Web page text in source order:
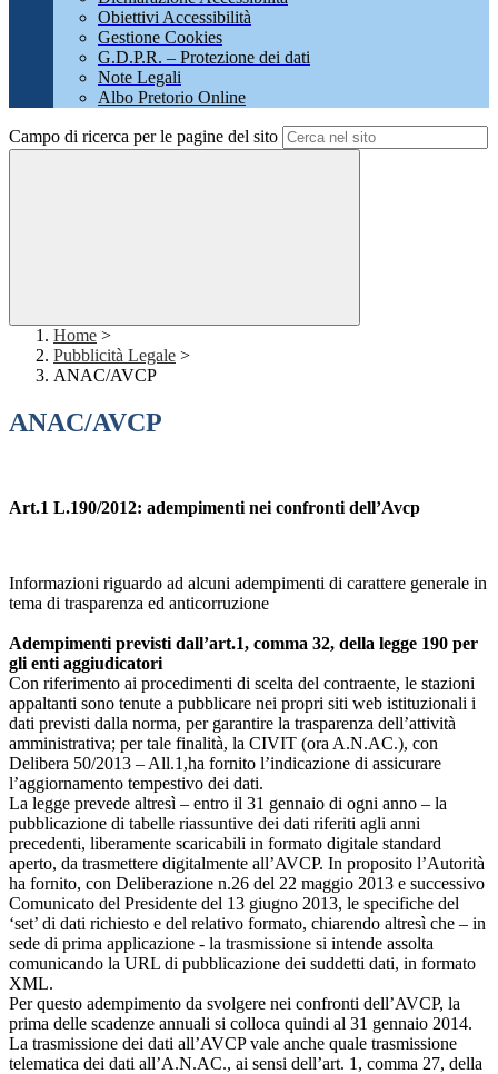
Obiettivi Accessibilità
Gestione Cookies
G.D.P.R. – Protezione dei dati
Note Legali
Albo Pretorio Online
Campo di ricerca per le pagine del sito
Home >
Pubblicità Legale >
ANAC/AVCP
ANAC/AVCP
Art.1 L.190/2012: adempimenti nei confronti dell’Avcp
Informazioni riguardo ad alcuni adempimenti di carattere generale in
tema di trasparenza ed anticorruzione
Adempimenti previsti dall’art.1, comma 32, della legge 190 per
gli enti aggiudicatori
Con riferimento ai procedimenti di scelta del contraente, le stazioni
appaltanti sono tenute a pubblicare nei propri siti web istituzionali i
dati previsti dalla norma, per garantire la trasparenza dell’attività
amministrativa; per tale finalità, la CIVIT (ora A.N.AC.), con
Delibera 50/2013 – All.1,ha fornito l’indicazione di assicurare
l’aggiornamento tempestivo dei dati.
La legge prevede altresì – entro il 31 gennaio di ogni anno – la
pubblicazione di tabelle riassuntive dei dati riferiti agli anni
precedenti, liberamente scaricabili in formato digitale standard
aperto, da trasmettere digitalmente all’AVCP. In proposito l’Autorità
ha fornito, con Deliberazione n.26 del 22 maggio 2013 e successivo
Comunicato del Presidente del 13 giugno 2013, le specifiche del
‘set’ di dati richiesto e del relativo formato, chiarendo altresì che – in
sede di prima applicazione - la trasmissione si intende assolta
comunicando la URL di pubblicazione dei suddetti dati, in formato
XML.
Per questo adempimento da svolgere nei confronti dell’AVCP, la
prima delle scadenze annuali si colloca quindi al 31 gennaio 2014.
La trasmissione dei dati all’AVCP vale anche quale trasmissione
telematica dei dati all’A.N.AC., ai sensi dell’art. 1, comma 27, della